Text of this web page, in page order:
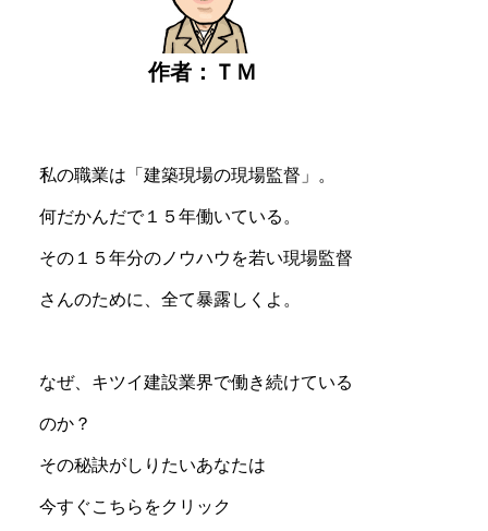
作者：ＴＭ
私の職業は「建築現場の現場監督」。
何だかんだで１５年働いている。
その１５年分のノウハウを若い現場監督
さんのために、全て暴露しくよ。
なぜ、キツイ建設業界で働き続けている
のか？
その秘訣がしりたいあなたは
今すぐこちらをクリック